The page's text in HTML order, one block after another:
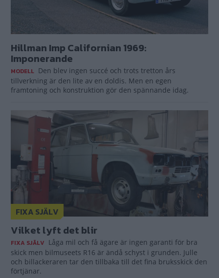
Hillman Imp Californian 1969:
Imponerande
MODELL Den blev ingen succé och trots tretton års
tillverkning är den lite av en doldis. Men en egen
framtoning och konstruktion gör den spännande idag.
FIXA SJÄLV
Vilket lyft det blir
FIXA SJÄLV Låga mil och få ägare är ingen garanti för bra
skick men bilmuseets R16 är ändå schyst i grunden. Julle
och billackeraren tar den tillbaka till det fina bruksskick den
förtjänar.